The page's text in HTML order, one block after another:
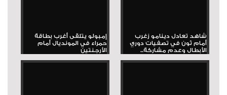
شاهد تعادل دينامو زغرب
أمام ثون في تصفيات دوري
الأبطال وعدم مشاركة...
إمبولو يتلقى أغرب بطاقة
حمراء في المونديال أمام
الأرجنتين